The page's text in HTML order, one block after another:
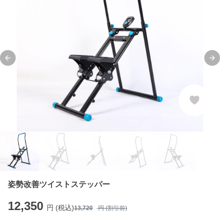
Previous slide
姿勢改善ツイストステッパー
12,350 円 (税込)13,720 円 (割引前)